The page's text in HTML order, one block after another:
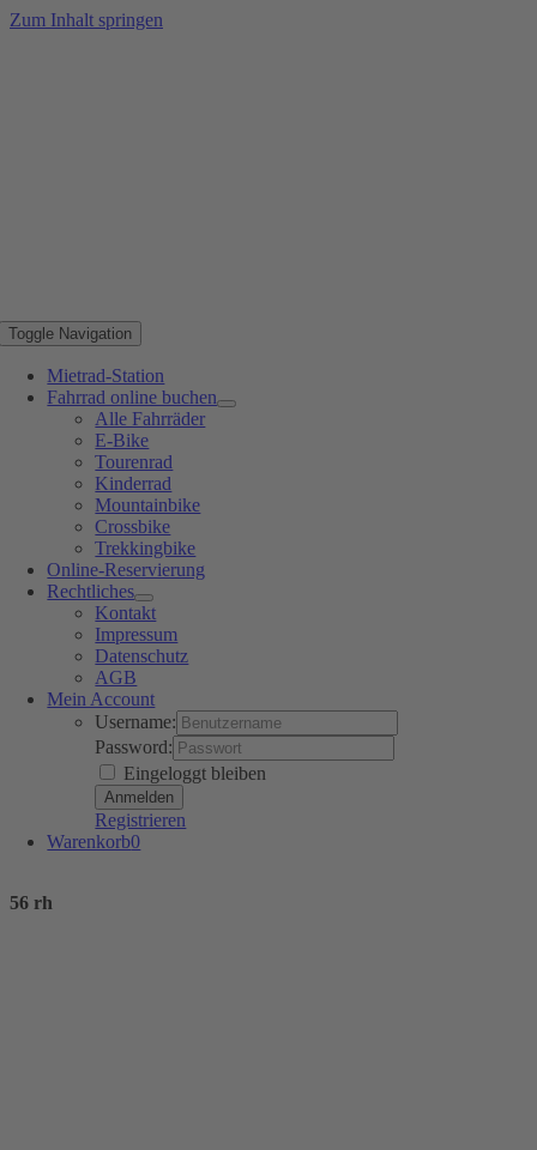
Zum Inhalt springen
Toggle Navigation
Mietrad-Station
Fahrrad online buchen
Alle Fahrräder
E-Bike
Tourenrad
Kinderrad
Mountainbike
Crossbike
Trekkingbike
Online-Reservierung
Rechtliches
Kontakt
Impressum
Datenschutz
AGB
Mein Account
Username:
Password:
Eingeloggt bleiben
Registrieren
Warenkorb0
56 rh